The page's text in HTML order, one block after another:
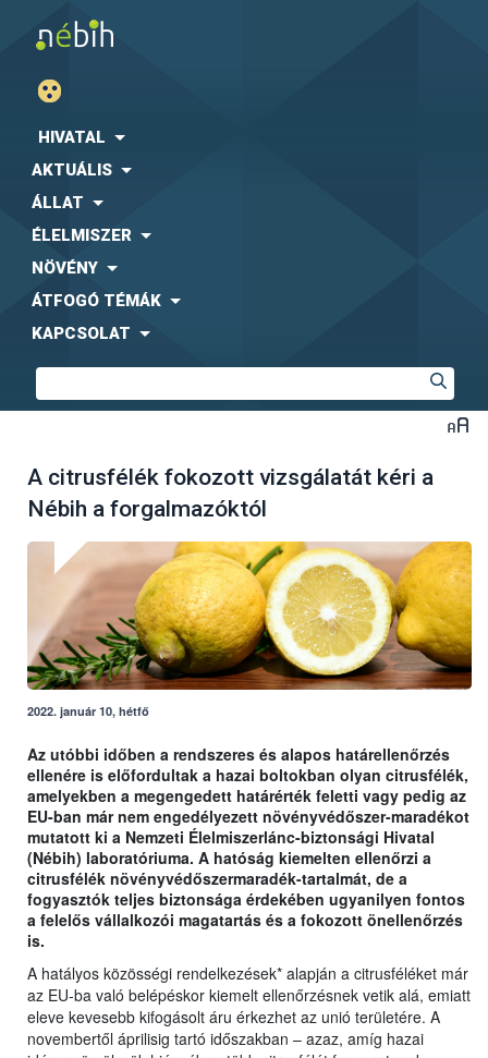
HIVATAL
AKTUÁLIS
ÁLLAT
ÉLELMISZER
NÖVÉNY
ÁTFOGÓ TÉMÁK
KAPCSOLAT
A citrusfélék fokozott vizsgálatát kéri a
Nébih a forgalmazóktól
2022. január 10, hétfő
Az utóbbi időben a rendszeres és alapos határellenőrzés
ellenére is előfordultak a hazai boltokban olyan citrusfélék,
amelyekben a megengedett határérték feletti vagy pedig az
EU-ban már nem engedélyezett növényvédőszer-maradékot
mutatott ki a Nemzeti Élelmiszerlánc-biztonsági Hivatal
(Nébih) laboratóriuma. A hatóság kiemelten ellenőrzi a
citrusfélék növényvédőszermaradék-tartalmát, de a
fogyasztók teljes biztonsága érdekében ugyanilyen fontos
a felelős vállalkozói magatartás és a fokozott önellenőrzés
is.
A hatályos közösségi rendelkezések* alapján a citrusféléket már
az EU-ba való belépéskor kiemelt ellenőrzésnek vetik alá, emiatt
eleve kevesebb kifogásolt áru érkezhet az unió területére. A
novembertől áprilisig tartó időszakban – azaz, amíg hazai